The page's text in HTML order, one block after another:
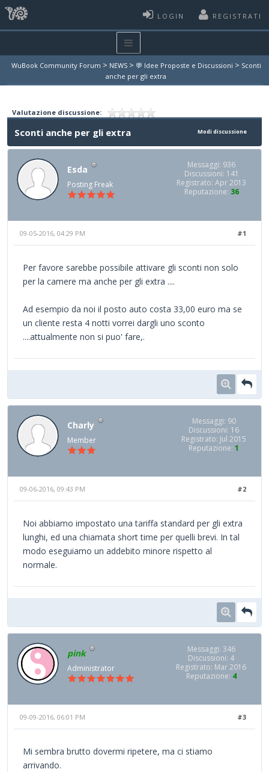
LOGIN REGISTRATI
WuBook Community Forum > NEWS > 💬 Idee Proposte e Discussioni > Sconti
anche per gli extra
Valutazione discussione:
Modi discussione
Sconti anche per gli extra
Esda
Posting Freak
Messaggi: 936
Discussioni: 141
Registrato: Apr 2013
Reputazione: 36
#1
09-05-2016, 04:29 PM
Per favore sarebbe possibile attivare gli sconti non solo
per la camere ma anche per gli extra ....
Ad esempio da noi il posto auto costa 33,00 euro ma se
un cliente resta 4 notti vorrei dargli uno sconto
....attualmente non si puo' fare,.
Charly
Member
Messaggi: 90
Discussioni: 16
Registrato: Jul 2015
Reputazione: 1
#2
09-06-2016, 09:43 PM
Noi abbiamo impostato una tariffa standard per gli extra
lunghi, ed una chiamata short time per quelli brevi. In tal
modo eseguiamo un addebito minore rispetto al
normale.
pink
Administrator
Messaggi: 346
Discussioni: 4
Registrato: Mar 2016
Reputazione: 4
#3
09-09-2016, 06:01 PM
Mi sembra brutto dovermi ripetere, ma ci stiamo
arrivando.